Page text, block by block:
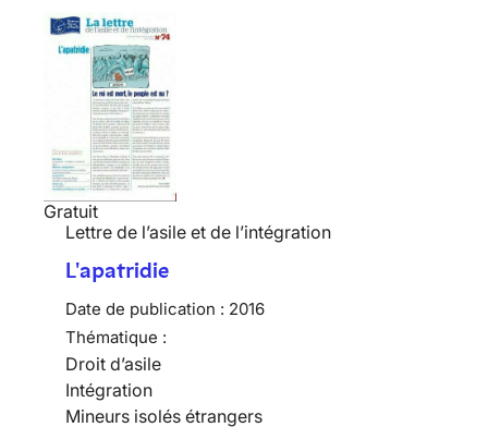
Gratuit
Lettre de l’asile et de l’intégration
L'apatridie
Date de publication : 2016
Thématique :
Droit d’asile
Intégration
Mineurs isolés étrangers